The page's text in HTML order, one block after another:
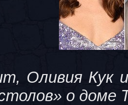
Оливия Кук и
о доме